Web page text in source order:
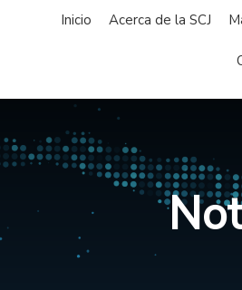
Inicio Acerca de la SCJ